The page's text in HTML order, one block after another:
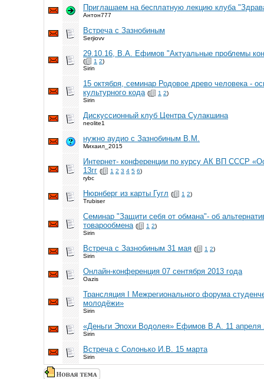
Приглашаем на бесплатную лекцию клуба
Антон777
Встреча с Зазнобиным
Serjiovv
29.10.16, В.А. Ефимов "Актуальные проблемы
( 1 2)
Sirin
15 октября, семинар Родовое древо человека -
культурного кода ( 1 2)
Sirin
Дискуссионный клуб Центра Сулакшина
neolite1
нужно аудио с Зазнобиным В.М.
Михаил_2015
Интернет- конференции по курсу АК ВП СССР
13гг ( 1 2 3 4 5 6)
rybc
Нюрнберг из карты Гугл ( 1 2)
Trubiser
Семинар "Защити себя от обмана"- об
товарообмена ( 1 2)
Sirin
Встреча с Зазнобиным 31 мая ( 1 2)
Sirin
Онлайн-конференция 07 сентября 2013 года
Oazis
Трансляция I Межрегионального форума
молодёжи»
Sirin
«Деньги Эпохи Водолея» Ефимов В.А. 11 апреля
Sirin
Встреча с Солонько И.В. 15 марта
Sirin